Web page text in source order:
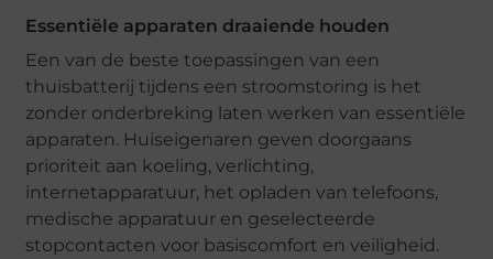
Essentiële apparaten draaiende houden
Een van de beste toepassingen van een
thuisbatterij tijdens een stroomstoring is het
zonder onderbreking laten werken van essentiële
apparaten. Huiseigenaren geven doorgaans
prioriteit aan koeling, verlichting,
internetapparatuur, het opladen van telefoons,
medische apparatuur en geselecteerde
stopcontacten voor basiscomfort en veiligheid.